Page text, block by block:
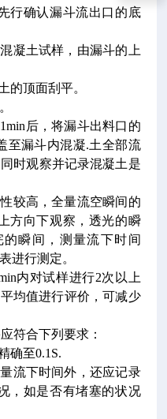
行确认漏斗流出口的底
凝土试样，由漏斗的上
的顶面刮平。
后，将漏斗出料口的
至漏斗内混凝.土全部流
时观察并记录混凝土是
较高，全量流空瞬间的
方向下观察，透光的瞬
瞬间，测量流下时间
进行测定。
内对试样进行2次以上
均值进行评价，可减少
符合下列要求：
确至0.1S.
流下时间外，还应记录
，如是否有堵塞的状况